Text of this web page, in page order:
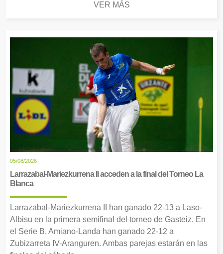
VER MÁS
05/08/2026
Larrazabal-Mariezkurrena II acceden a la final del Torneo La
Blanca
Larrazabal-Mariezkurrena II han ganado 22-13 a Laso-
Albisu en la primera semifinal del torneo de Gasteiz. En
el Serie B, Amiano-Landa han ganado 22-12 a
Zubizarreta IV-Aranguren. Ambas parejas estarán en las